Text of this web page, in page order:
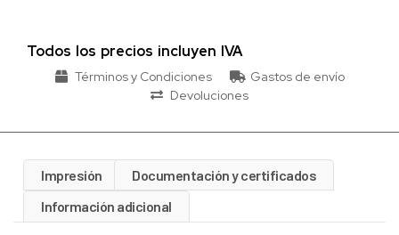
Todos los precios incluyen IVA
Términos y Condiciones
Gastos de envío
Devoluciones
Impresión
Documentación y certificados
Información adicional